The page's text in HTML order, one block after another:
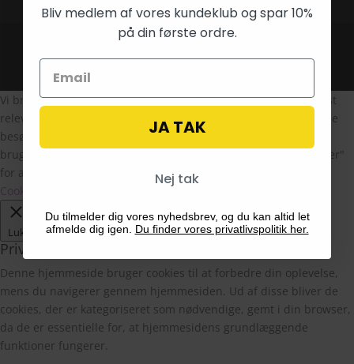
Vi bruger cookies på vores hjemmeside for at give dig den mest
relevante oplevelse ved at huske dine præferencer og gentagne
besøg. Ved at klikke på "Accepter alle", giver du samtykke til
brugen af ALLE cookies. Du kan dog besøge "Cookie-indstillinger"
for at give et kontrolleret samtykke.
Cookie Indstillinger
Luk
Privatlivsoversigt
Denne hjemmeside bruger cookies til at forbedre din oplevelse,
mens du navigerer gennem hjemmesiden. Ud af disse bliver de
cookies, der er kategoriseret som nødvendige, gemt i din browser,
da de er essentielle for, at hjemmesidens grundlæggende
funktioner fungerer.
Bliv medlem af vores kundeklub og spar 10%
på din første ordre.
JA TAK
Nej tak
Du tilmelder dig vores nyhedsbrev, og du kan altid let
afmelde dig igen. Du finder vores privatlivspolitik her.